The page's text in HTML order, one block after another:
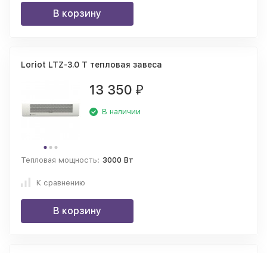
В корзину
Loriot LTZ-3.0 T тепловая завеса
13 350 ₽
В наличии
Тепловая мощность: 3000 Вт
К сравнению
В корзину